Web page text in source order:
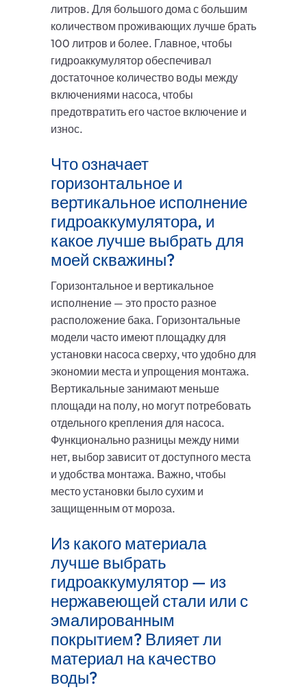
литров. Для большого дома с большим
количеством проживающих лучше брать
100 литров и более. Главное, чтобы
гидроаккумулятор обеспечивал
достаточное количество воды между
включениями насоса, чтобы
предотвратить его частое включение и
износ.
Что означает
горизонтальное и
вертикальное исполнение
гидроаккумулятора, и
какое лучше выбрать для
моей скважины?
Горизонтальное и вертикальное
исполнение — это просто разное
расположение бака. Горизонтальные
модели часто имеют площадку для
установки насоса сверху, что удобно для
экономии места и упрощения монтажа.
Вертикальные занимают меньше
площади на полу, но могут потребовать
отдельного крепления для насоса.
Функционально разницы между ними
нет, выбор зависит от доступного места
и удобства монтажа. Важно, чтобы
место установки было сухим и
защищенным от мороза.
Из какого материала
лучше выбрать
гидроаккумулятор — из
нержавеющей стали или с
эмалированным
покрытием? Влияет ли
материал на качество
воды?